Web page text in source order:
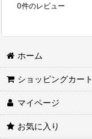
0件のレビュー
ホーム
ショッピングカート
マイページ
お気に入り